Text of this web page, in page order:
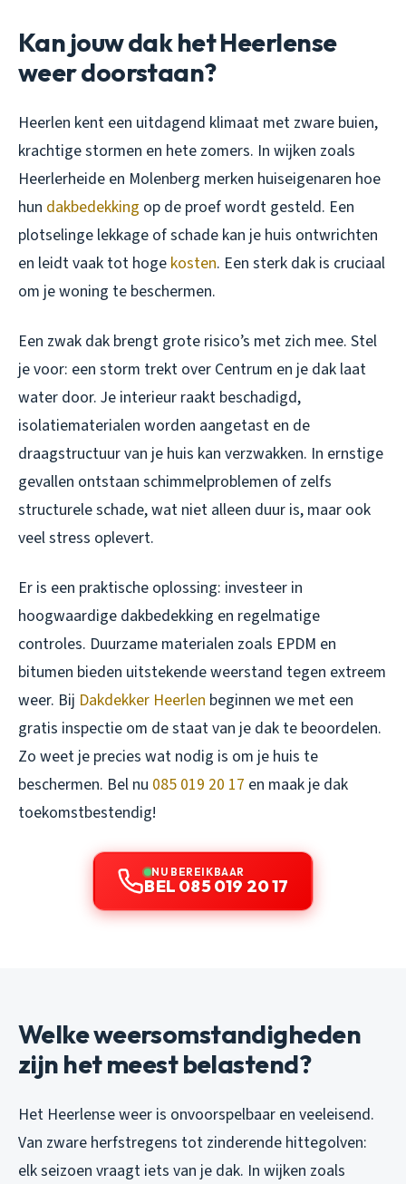
Kan jouw dak het Heerlense
weer doorstaan?
Heerlen kent een uitdagend klimaat met zware buien,
krachtige stormen en hete zomers. In wijken zoals
Heerlerheide en Molenberg merken huiseigenaren hoe
hun dakbedekking op de proef wordt gesteld. Een
plotselinge lekkage of schade kan je huis ontwrichten
en leidt vaak tot hoge kosten. Een sterk dak is cruciaal
om je woning te beschermen.
Een zwak dak brengt grote risico’s met zich mee. Stel
je voor: een storm trekt over Centrum en je dak laat
water door. Je interieur raakt beschadigd,
isolatiematerialen worden aangetast en de
draagstructuur van je huis kan verzwakken. In ernstige
gevallen ontstaan schimmelproblemen of zelfs
structurele schade, wat niet alleen duur is, maar ook
veel stress oplevert.
Er is een praktische oplossing: investeer in
hoogwaardige dakbedekking en regelmatige
controles. Duurzame materialen zoals EPDM en
bitumen bieden uitstekende weerstand tegen extreem
weer. Bij Dakdekker Heerlen beginnen we met een
gratis inspectie om de staat van je dak te beoordelen.
Zo weet je precies wat nodig is om je huis te
beschermen. Bel nu 085 019 20 17 en maak je dak
toekomstbestendig!
NU BEREIKBAAR
BEL 085 019 20 17
Welke weersomstandigheden
zijn het meest belastend?
Het Heerlense weer is onvoorspelbaar en veeleisend.
Van zware herfstregens tot zinderende hittegolven:
elk seizoen vraagt iets van je dak. In wijken zoals